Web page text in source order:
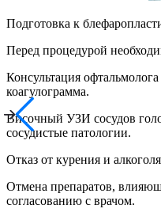
Подготовка к
Перед процедурой
Консультация
коагулограмма.
Височный УЗИ сосудов
сосудистые патологии.
Отказ от курения и
Отмена препаратов,
согласованию с врачом.